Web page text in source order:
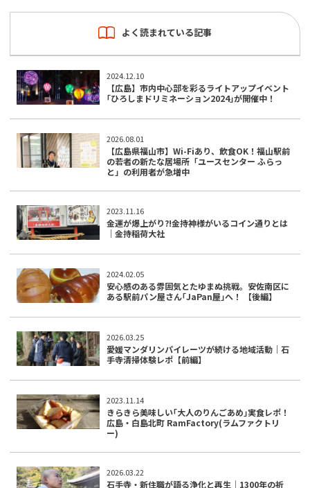
よく読まれている記事
2024.12.10
【広島】市内中心部を彩るライトアップイベント
｢ひろしまドリミネーション2024｣が開催中！
2026.08.01
【広島県福山市】Wi-Fiあり、飲食OK！福山駅前
の若者の新たな居場所「ユースセンター ふらっ
と」の利用者が急増中
2023.11.16
金運が爆上がり?!金持神様がいるコイン通りとは
｜金持稲荷大社
2024.02.05
安心感のある雰囲気とたゆまぬ挑戦。安佐南区に
ある駅前パン屋さん｢JaPan屋｣へ！ 【後編】
2026.03.25
愛媛マンダリンパイレーツが続ける地域活動｜石
手寺清掃体験レポ【前編】
2023.11.14
きらきら美味しい｢大人のりんごあめ｣実食レポ！
広島・白島北町 RamFactory(ラムファクトリ
ー)
2026.03.22
石手寺・新住職が語る浄化と再生│1300年の祈